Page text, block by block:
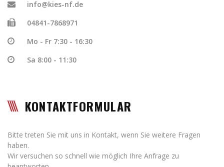
info@kies-nf.de
04841-7868971
Mo - Fr 7:30 - 16:30
Sa 8:00 - 11:30
KONTAKTFORMULAR
Bitte treten Sie mit uns in Kontakt, wenn Sie weitere Fragen
haben.
Wir versuchen so schnell wie möglich Ihre Anfrage zu